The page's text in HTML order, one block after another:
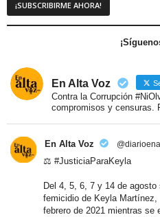
En Alta Voz
Contra la Corrupción
compromisos y censuras.
En Alta Voz
⚖️ #JusticiaParaKeyla
Del 4, 5, 6, 7 y 14 de
femicidio de Keyla
febrero de 2021 mientras se